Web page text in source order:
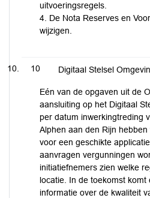
uitvoeringsregels.
4. De Nota Reserves en
wijzigen.
10 Digitaal Stelsel
Eén van de opgaven uit de
aansluiting op het Digitaal
per datum inwerkingtreding
Alphen aan den Rijn
voor een geschikte
aanvragen vergunningen
initiatiefnemers zien welke
locatie. In de toekomst komt
informatie over de kwaliteit